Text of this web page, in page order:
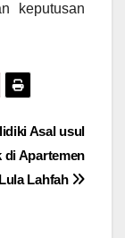
keputusan
Asal usul
di Apartemen
Lula Lahfah